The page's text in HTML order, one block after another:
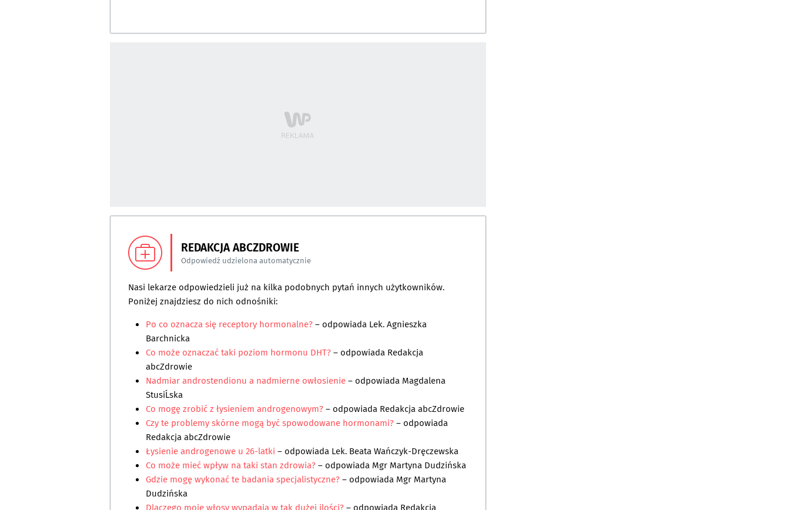
REDAKCJA ABCZDROWIE
Odpowiedź udzielona automatycznie
Nasi lekarze odpowiedzieli już na kilka podobnych pytań innych użytkowników.
Poniżej znajdziesz do nich odnośniki:
Po co oznacza się receptory hormonalne?– odpowiada Lek. Agnieszka
Barchnicka
Co może oznaczać taki poziom hormonu DHT?– odpowiada Redakcja
abcZdrowie
Nadmiar androstendionu a nadmierne owłosienie– odpowiada Magdalena
StusiĹska
Co mogę zrobić z łysieniem androgenowym?– odpowiada Redakcja abcZdrowie
Czy te problemy skórne mogą być spowodowane hormonami?– odpowiada
Redakcja abcZdrowie
Łysienie androgenowe u 26-latki – odpowiada Lek. Beata Wańczyk-Dręczewska
Co może mieć wpływ na taki stan zdrowia?– odpowiada Mgr Martyna Dudzińska
Gdzie mogę wykonać te badania specjalistyczne?– odpowiada Mgr Martyna
Dudzińska